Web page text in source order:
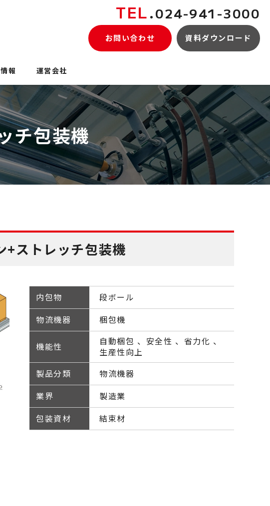
報 運営会社
TEL.024-941-3000
お問い合わせ 資料ダウンロード
チ包装機
+ストレッチ包装機
内包物
段ボール
物流機器
梱包機
機能性 自動梱包 安全性
省力化
生産性向上
製品分類
物流機器
業界
製造業
包装資材
結束材